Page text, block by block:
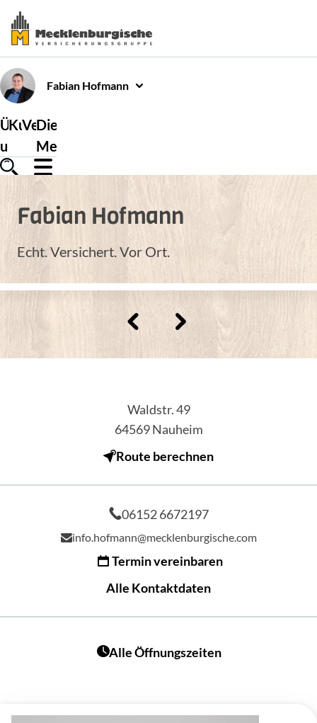
Fabian Hofmann
Über
uns
Kundenservice
Versicherungen
Die
Mecklenburgische
Fabian Hofmann
Echt. Versichert. Vor Ort.
Waldstr. 49
64569 Nauheim
Route berechnen
06152 6672197
info.hofmann@mecklenburgische.com
Termin vereinbaren
Alle Kontaktdaten
Alle Öffnungszeiten